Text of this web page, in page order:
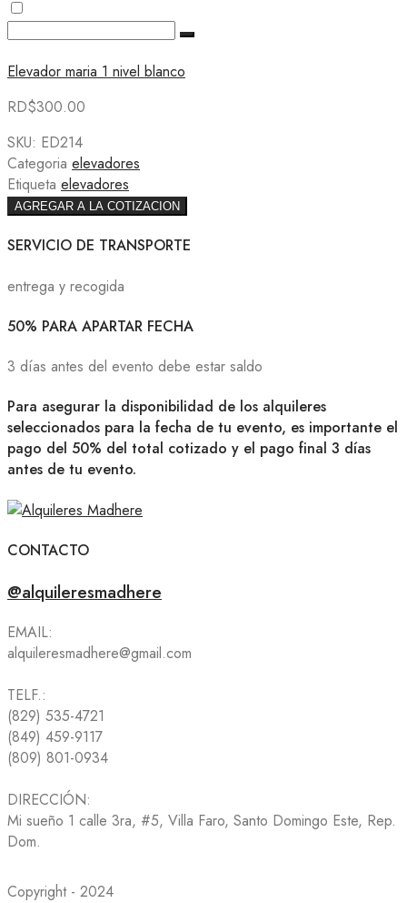
Elevador maria 1 nivel blanco
RD$300.00
SKU: ED214
Categoria elevadores
Etiqueta elevadores
AGREGAR A LA COTIZACION
SERVICIO DE TRANSPORTE
entrega y recogida
50% PARA APARTAR FECHA
3 días antes del evento debe estar saldo
Para asegurar la disponibilidad de los alquileres
seleccionados para la fecha de tu evento, es importante el
pago del 50% del total cotizado y el pago final 3 días
antes de tu evento.
CONTACTO
@alquileresmadhere
EMAIL:
alquileresmadhere@gmail.com
TELF.:
(829) 535-4721
(849) 459-9117
(809) 801-0934
DIRECCIÓN:
Mi sueño 1 calle 3ra, #5, Villa Faro, Santo Domingo Este, Rep.
Dom.
Copyright - 2024